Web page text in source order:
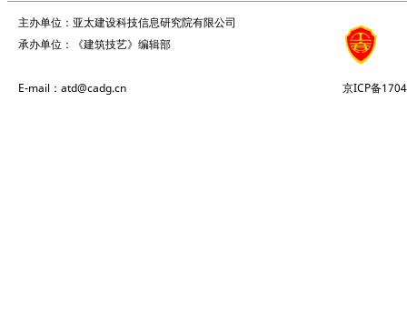
主办单位：亚太建设科技信息研究院有限公司
承办单位：《建筑技艺》编辑部
E-mail：atd@cadg.cn 京ICP备